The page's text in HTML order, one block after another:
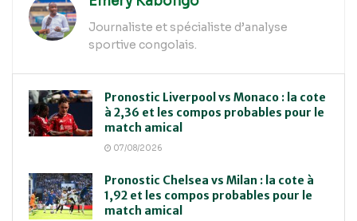
Journaliste et spécialiste d’analyse
sportive congolais.
Pronostic Liverpool vs Monaco : la cote
à 2,36 et les compos probables pour le
match amical
07/08/2026
Pronostic Chelsea vs Milan : la cote à
1,92 et les compos probables pour le
match amical